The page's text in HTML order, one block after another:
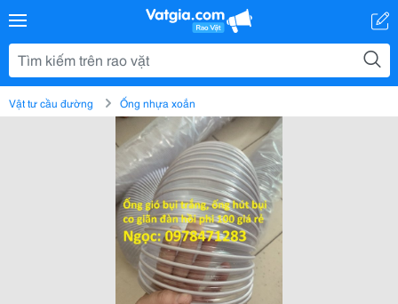
Vật tư cầu đường Ống nhựa xoắn